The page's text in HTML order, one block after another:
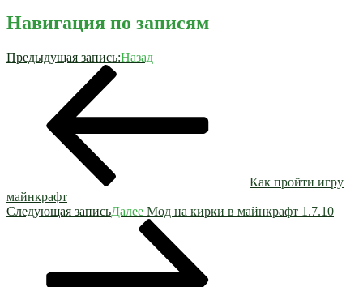
Навигация по записям
Предыдущая запись:Назад
Как пройти игру
майнкрафт
Следующая записьДалее Мод на кирки в майнкрафт 1.7.10